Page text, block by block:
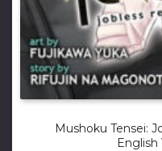
Mushoku Tensei:
English